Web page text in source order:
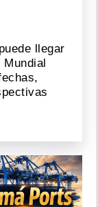
llegar
Mundial